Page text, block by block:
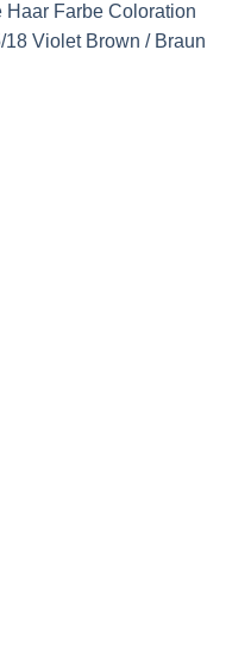
Farbe Coloration
Violet Brown / Braun